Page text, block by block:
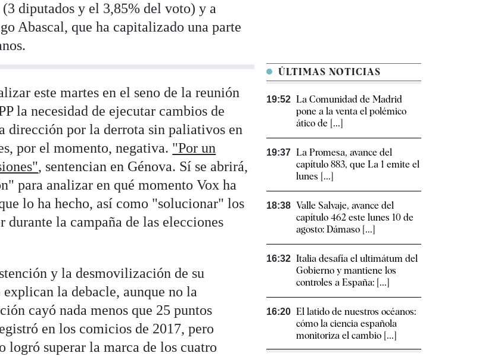
diputados y el 3,85% del voto) y a
Abascal, que ha capitalizado una parte
este martes en el seno de la reunión
la necesidad de ejecutar cambios de
dirección por la derrota sin paliativos en
por el momento, negativa. "Por un
, sentencian en Génova. Sí se abrirá,
para analizar en qué momento Vox ha
lo ha hecho, así como "solucionar" los
durante la campaña de las elecciones
y la desmovilización de su
la debacle, aunque no la
cayó nada menos que 25 puntos
en los comicios de 2017, pero
logró superar la marca de los cuatro
ÚLTIMAS NOTICIAS
19:52 La Comunidad de Madrid
pone a la venta el polémico
ático de [...]
19:37 La Promesa, avance del
capítulo 883, que La 1 emite el
lunes [...]
18:38 Valle Salvaje, avance del
capítulo 462 este lunes 10 de
agosto: Dámaso [...]
16:32 Italia desafía el ultimátum del
Gobierno y mantiene los
controles a España: [...]
16:20 El latido de nuestros océanos:
cómo la ciencia española
monitoriza el cambio [...]